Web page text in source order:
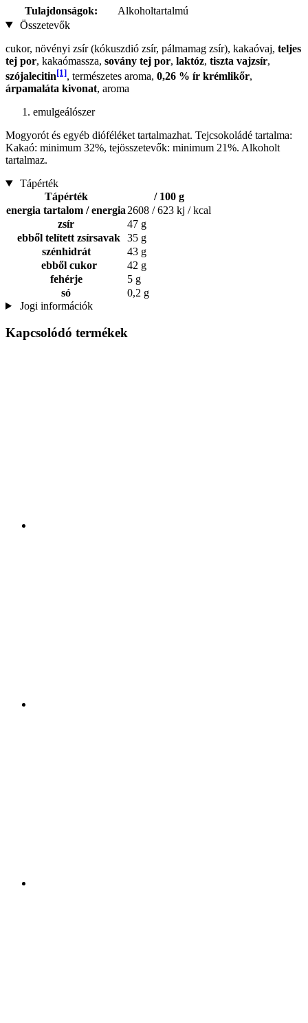
Tulajdonságok:
Alkoholtartalmú
Összetevők
cukor, növényi zsír (kókuszdió zsír, pálmamag zsír), kakaóvaj, teljes
tej por, kakaómassza, sovány tej por, laktóz, tiszta vajzsír,
szójalecitin[1], természetes aroma, 0,26 % ír krémlikőr,
árpamaláta kivonat, aroma
emulgeálószer
Mogyorót és egyéb dióféléket tartalmazhat. Tejcsokoládé tartalma:
Kakaó: minimum 32%, tejösszetevők: minimum 21%. Alkoholt
tartalmaz.
Tápérték
Tápérték
/ 100 g
energia tartalom / energia 2608 / 623 kj / kcal
zsír
47 g
ebből telített zsírsavak 35 g
szénhidrát
43 g
ebből cukor
42 g
fehérje
5 g
só
0,2 g
Jogi információk
Kapcsolódó termékek